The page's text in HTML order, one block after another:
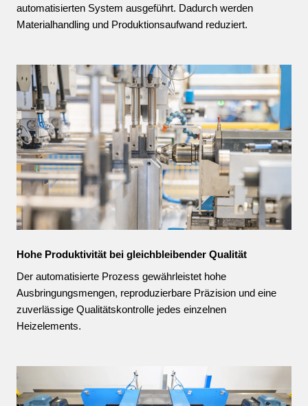
automatisierten System ausgeführt. Dadurch werden
Materialhandling und Produktionsaufwand reduziert.
Hohe Produktivität bei gleichbleibender Qualität
Der automatisierte Prozess gewährleistet hohe
Ausbringungsmengen, reproduzierbare Präzision und eine
zuverlässige Qualitätskontrolle jedes einzelnen
Heizelements.